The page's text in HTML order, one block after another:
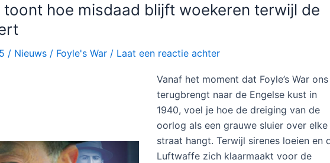
toont hoe misdaad blijft woekeren terwijl de
/ Nieuws / Foyle's War / Laat een reactie achter
Vanaf het moment dat Foyle’s War ons
terugbrengt naar de Engelse kust in
1940, voel je hoe de dreiging van de
oorlog als een grauwe sluier over elke
straat hangt. Terwijl sirenes loeien en
Luftwaffe zich klaarmaakt voor de